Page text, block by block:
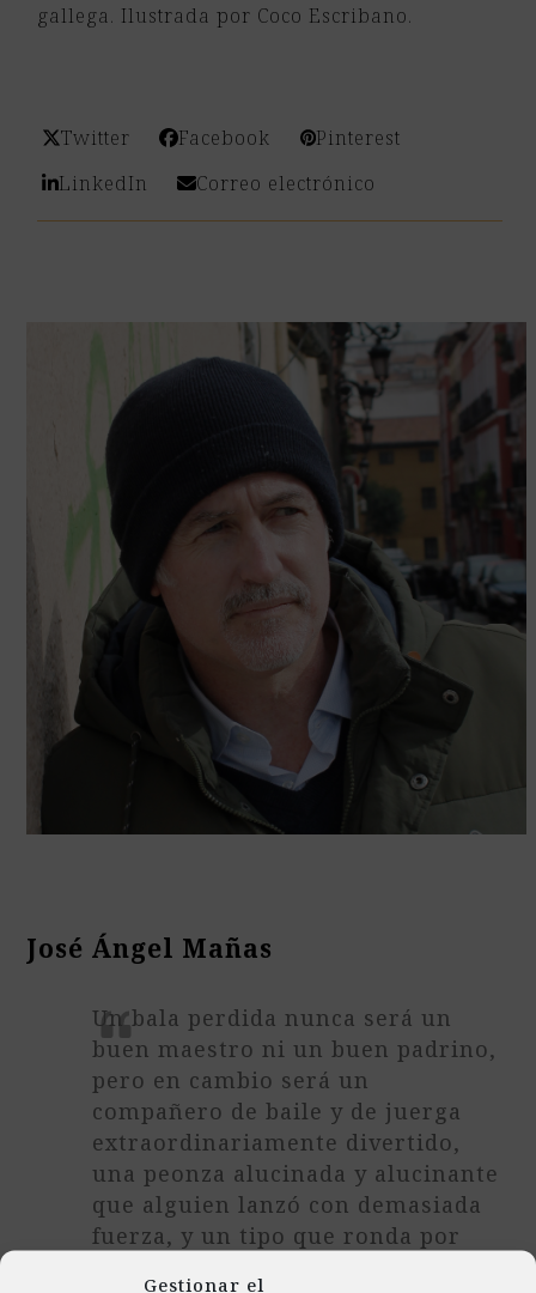
Gestionar el
gallega. Ilustrada por Coco Escribano.
Twitter Facebook
Pinterest
LinkedIn
Correo electrónico
José Ángel Mañas
Un bala perdida nunca será un
buen maestro ni un buen padrino,
pero en cambio será un
compañero de baile y de juerga
extraordinariamente divertido,
una peonza alucinada y alucinante
que alguien lanzó con demasiada
fuerza, y un tipo que ronda por